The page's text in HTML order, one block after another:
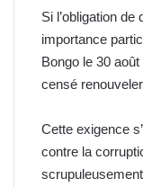
Si l’obligation
importance
Bongo le 30
censé
Cette exigence
contre la